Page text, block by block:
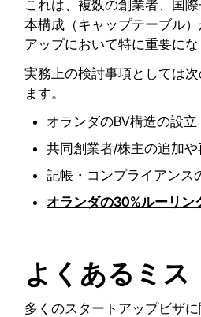
これは、複数の創業者、国
本構成（キャップテーブル
アップにおいて特に重要にな
実務上の検討事項としては
ます。
オランダのBV構造の設立
共同創業者/株主の追加
記帳・コンプライアンス
オランダの30%ルーリン
よくあるミス
多くのスタートアップビザ